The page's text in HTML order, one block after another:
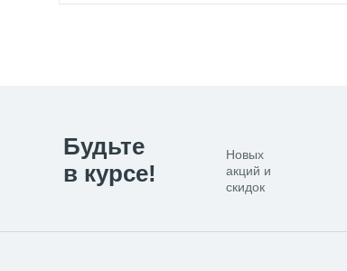
Будьте
в курсе!
Новых
акций и
скидок